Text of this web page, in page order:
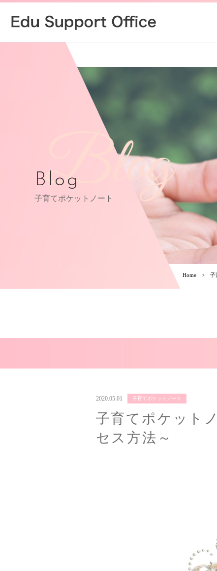
Blog
Blog
子育てポケットノート
Home 子
2020.05.01 子育てポケットノート
子育てポケット
セス方法～